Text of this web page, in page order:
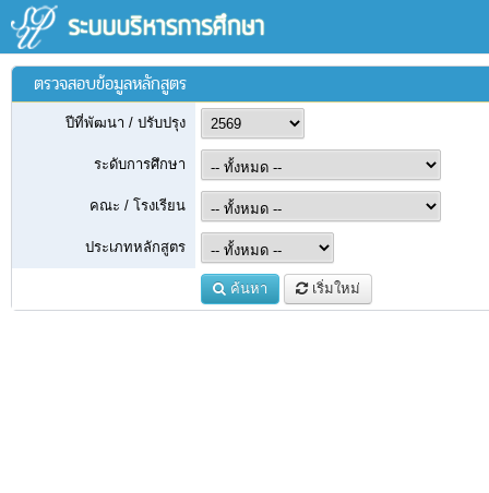
ตรวจสอบข้อมูลหลักสูตร
ปีที่พัฒนา / ปรับปรุง
ระดับการศึกษา
คณะ / โรงเรียน
ประเภทหลักสูตร
ค้นหา เริ่มใหม่